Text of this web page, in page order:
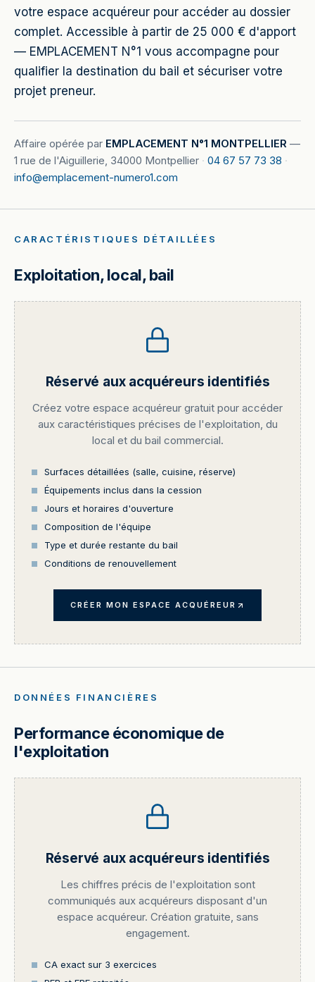
votre espace acquéreur pour accéder au dossier
complet. Accessible à partir de 25 000 € d'apport
— EMPLACEMENT N°1 vous accompagne pour
qualifier la destination du bail et sécuriser votre
projet preneur.
Affaire opérée par EMPLACEMENT N°1 MONTPELLIER —
1 rue de l'Aiguillerie, 34000 Montpellier · 04 67 57 73 38 ·
info@emplacement-numero1.com
CARACTÉRISTIQUES DÉTAILLÉES
Exploitation, local, bail
Réservé aux acquéreurs identifiés
Créez votre espace acquéreur gratuit pour accéder
aux caractéristiques précises de l'exploitation, du
local et du bail commercial.
Surfaces détaillées (salle, cuisine, réserve)
Équipements inclus dans la cession
Jours et horaires d'ouverture
Composition de l'équipe
Type et durée restante du bail
Conditions de renouvellement
CRÉER MON ESPACE ACQUÉREUR
DONNÉES FINANCIÈRES
Performance économique de
l'exploitation
Réservé aux acquéreurs identifiés
Les chiffres précis de l'exploitation sont
communiqués aux acquéreurs disposant d'un
espace acquéreur. Création gratuite, sans
engagement.
CA exact sur 3 exercices